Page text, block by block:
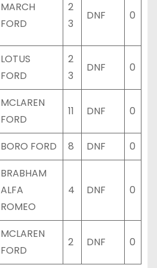
MARCH
FORD
2
3
DNF 0
LOTUS
FORD
2
3
DNF 0
MCLAREN
FORD
11 DNF 0
BORO FORD 8 DNF 0
BRABHAM
ALFA
ROMEO
4 DNF 0
MCLAREN
FORD
2 DNF 0